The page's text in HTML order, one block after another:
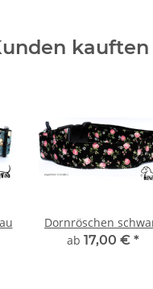
Dornröschen
ab 17,00 € *